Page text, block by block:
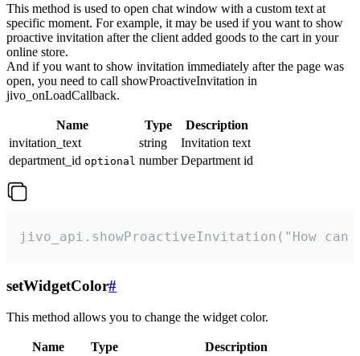
This method is used to open chat window with a custom text at
specific moment. For example, it may be used if you want to show
proactive invitation after the client added goods to the cart in your
online store.
And if you want to show invitation immediately after the page was
open, you need to call showProactiveInvitation in
jivo_onLoadCallback.
Name Type
Description
invitation_text
string
Invitation text
department_id optional number Department id
jivo_api.showProactiveInvitation("How
setWidgetColor#
This method allows you to change the widget color.
Name Type
Description